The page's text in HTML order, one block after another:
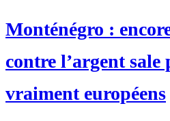
Monténégro :
contre l’argent sale
vraiment européens